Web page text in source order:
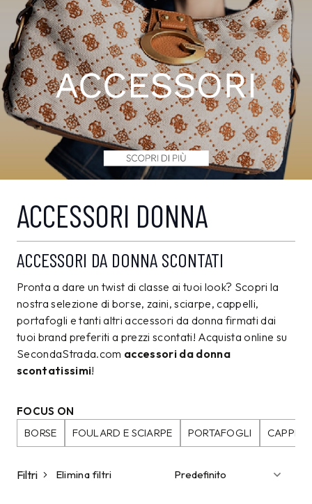
ACCESSORI DONNA
ACCESSORI DA DONNA SCONTATI
Pronta a dare un twist di classe ai tuoi look? Scopri la
nostra selezione di borse, zaini, sciarpe, cappelli,
portafogli e tanti altri accessori da donna firmati dai
tuoi brand preferiti a prezzi scontati! Acquista online su
SecondaStrada.com accessori da donna
scontatissimi!
FOCUS ON
BORSE
FOULARD E SCIARPE PORTAFOGLI
Filtri Elimina filtri